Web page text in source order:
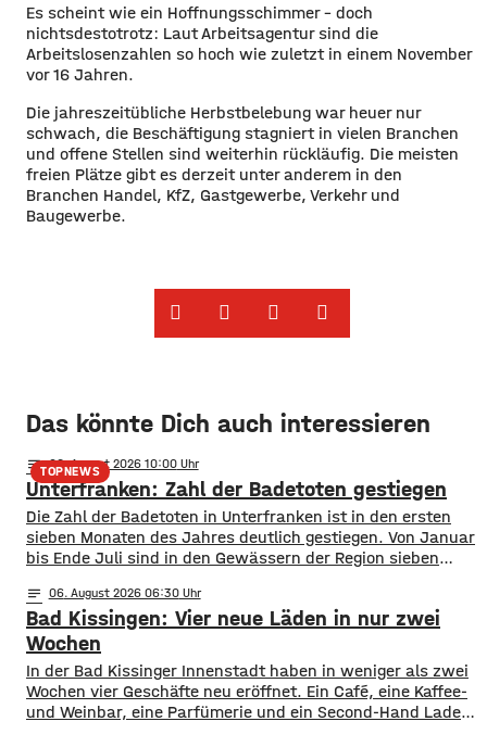
Es scheint wie ein Hoffnungsschimmer – doch
nichtsdestotrotz: Laut Arbeitsagentur sind die
Arbeitslosenzahlen so hoch wie zuletzt in einem November
vor 16 Jahren.
Die jahreszeitübliche Herbstbelebung war heuer nur
schwach, die Beschäftigung stagniert in vielen Branchen
und offene Stellen sind weiterhin rückläufig. Die meisten
freien Plätze gibt es derzeit unter anderem in den
Branchen Handel, KfZ, Gastgewerbe, Verkehr und
Baugewerbe.
Das könnte Dich auch interessieren
TOPNEWS
notes 06. August 2026 10:00
Unterfranken: Zahl der Badetoten gestiegen
Die Zahl der Badetoten in Unterfranken ist in den ersten
sieben Monaten des Jahres deutlich gestiegen. Von Januar
bis Ende Juli sind in den Gewässern der Region sieben
waren es drei. Diese Zahlen teilte die DLRG mit. Auch
bayernweit ist die Zahl der Badetoten gestiegen. Während
im Freistaat die
notes 06. August 2026 06:30
Bad Kissingen: Vier neue Läden in nur zwei
Wochen
In der Bad Kissinger Innenstadt haben in weniger als zwei
Wochen vier Geschäfte neu eröffnet. Ein Café, eine Kaffee-
und Weinbar, eine Parfümerie und ein Second-Hand Laden